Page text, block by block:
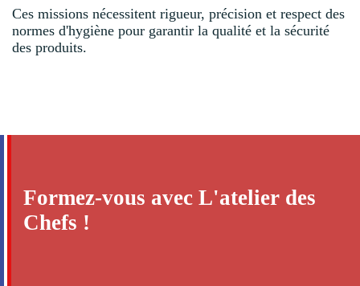
Ces missions nécessitent rigueur, précision et respect des
normes d'hygiène pour garantir la qualité et la sécurité
des produits.
Formez-vous avec L'atelier des
Chefs !